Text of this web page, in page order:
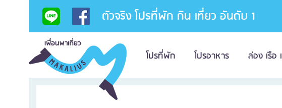
ตัวจริง โปรที่พัก กิน เที่ยว อันดับ 1
โปรที่พัก โปรอาหาร ล่อง เรือ